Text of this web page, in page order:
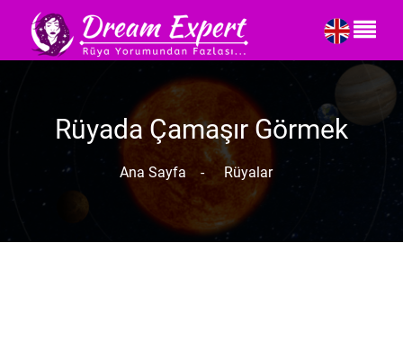
Rüyada Çamaşır Görmek
Ana Sayfa - Rüyalar